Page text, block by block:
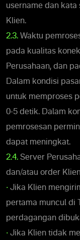
username dan
Klien.
2.3. Waktu
pada kualitas
Perusahaan, dan
Dalam kondisi
untuk memproses
0-5 detik. Dalam
pemrosesan
dapat meningkat.
2.4. Server
dan/atau order
• Jika Klien
pertama muncul di
perdagangan
• Jika Klien tidak